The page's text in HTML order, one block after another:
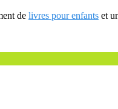
de livres pour enfants et